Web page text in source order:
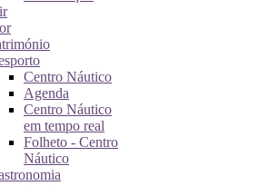
Centro Náutico
Agenda
Centro Náutico
em tempo real
Folheto - Centro
Náutico